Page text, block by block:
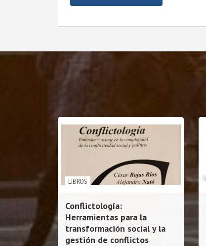
LIBROS
Conflictología:
Herramientas para la
transformación social y la
gestión de conflictos